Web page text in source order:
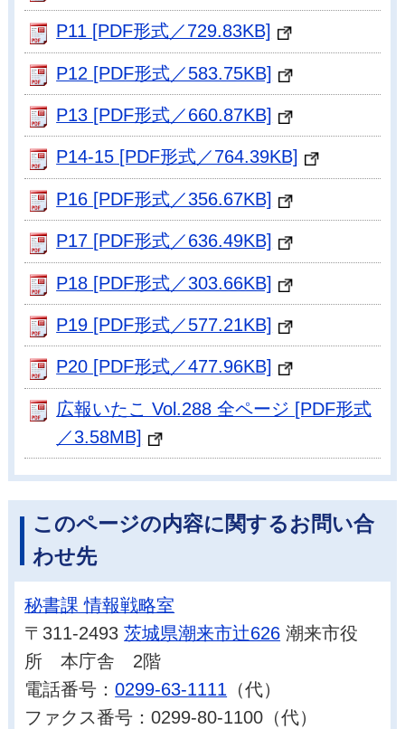
P11 [PDF形式／729.83KB]
P12 [PDF形式／583.75KB]
P13 [PDF形式／660.87KB]
P14-15 [PDF形式／764.39KB]
P16 [PDF形式／356.67KB]
P17 [PDF形式／636.49KB]
P18 [PDF形式／303.66KB]
P19 [PDF形式／577.21KB]
P20 [PDF形式／477.96KB]
広報いたこ Vol.288 全ページ [PDF形式
／3.58MB]
このページの内容に関するお問い合
わせ先
秘書課 情報戦略室
〒311-2493茨城県潮来市辻626 潮来市役
所 本庁舎 2階
電話番号：0299-63-1111 （代）
ファクス番号：0299-80-1100（代）